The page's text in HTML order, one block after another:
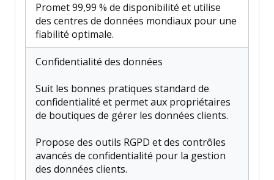
Promet 99,99 % de disponibilité et utilise
des centres de données mondiaux pour une
fiabilité optimale.
Confidentialité des données
Suit les bonnes pratiques standard de
confidentialité et permet aux propriétaires
de boutiques de gérer les données clients.
Propose des outils RGPD et des contrôles
avancés de confidentialité pour la gestion
des données clients.